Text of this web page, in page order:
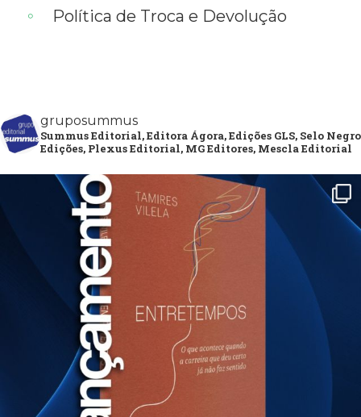
Política de Troca e Devolução
gruposummus
Summus Editorial, Editora Ágora, Edições GLS, Selo Negro
Edições, Plexus Editorial, MG Editores, Mescla Editorial